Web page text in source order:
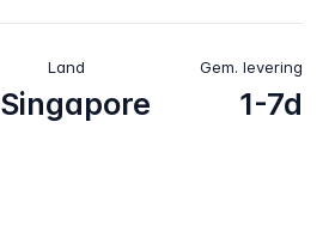
Land
Singapore
Gem. levering
1-7d